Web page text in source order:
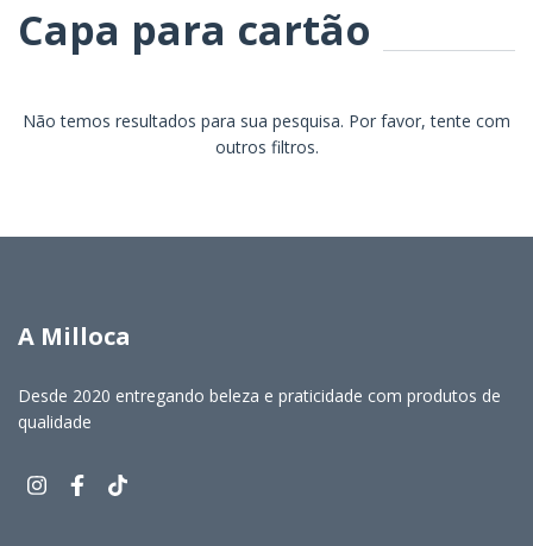
Capa para cartão
Não temos resultados para sua pesquisa. Por favor, tente com
outros filtros.
A Milloca
Desde 2020 entregando beleza e praticidade com produtos de
qualidade